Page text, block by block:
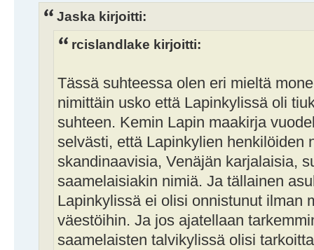
Jaska kirjoitti:
rcislandlake kirjoitti:
Tässä suhteessa olen eri mieltä
nimittäin usko että Lapinkylissä oli
suhteen. Kemin Lapin maakirja
selvästi, että Lapinkylien henkilöiden
skandinaavisia, Venäjän karjalaisia,
saamelaisiakin nimiä. Ja tällainen
Lapinkylissä ei olisi onnistunut ilman
väestöihin. Ja jos ajatellaan
saamelaisten talvikylissä olisi